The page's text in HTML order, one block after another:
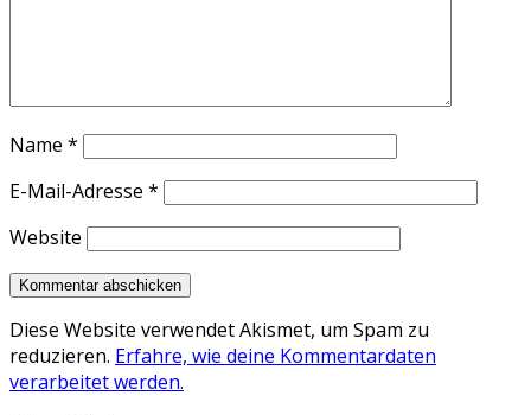
Name *
E-Mail-Adresse *
Website
Diese Website verwendet Akismet, um Spam zu
reduzieren. Erfahre, wie deine Kommentardaten
verarbeitet werden.